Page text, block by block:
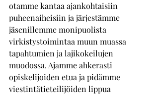
otamme kantaa ajankohtaisiin
puheenaiheisiin ja järjestämme
jäsenillemme monipuolista
virkistystoimintaa muun muassa
tapahtumien ja lajikokeilujen
muodossa. Ajamme ahkerasti
opiskelijoiden etua ja pidämme
viestintätieteilijöiden lippua